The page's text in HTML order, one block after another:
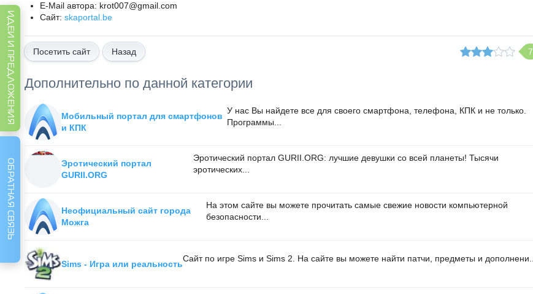
E-Mail автора: krot007@gmail.com
Сайт: skaportal.be
7
Назад
Дополнительно по данной категории
Мобильный портал для смартфонов
и КПК
У нас Вы найдете все для своего смартфона, телефона, КПК и не только.
Программы...
Эротический портал
GURII.ORG
Эротический портал GURII.ORG: лучшие девушки со всей планеты! Тысячи
эротических...
Неофициальный сайт города
Можга
На этом сайте вы можете прочитать самые свежие новости компьютерной
безопасности...
Sims - Игра или реальность
Сайт по игре Sims и Sims 2. На сайте вы можете найти патчи, предметы и дополнени...
ИДЕИ И ПРЕДЛОЖЕНИЯ
ОБРАТНАЯ СВЯЗЬ